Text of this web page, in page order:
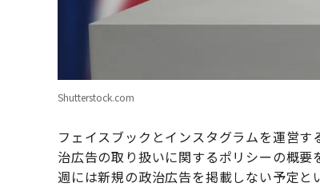
Shutterstock.com
フェイスブックとインスタグラムを運営
治広告の取り扱いに関するポリシーの概要
週には新規の政治広告を掲載しない予定と